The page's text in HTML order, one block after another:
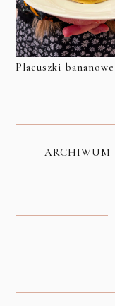
Placuszki bananowe
ARCHIWUM